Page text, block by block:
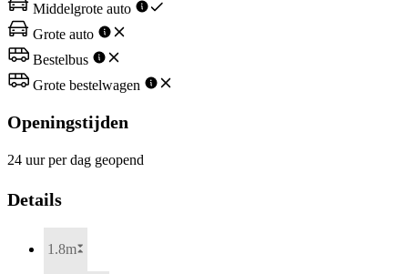
Middelgrote auto
Grote auto
Bestelbus
Grote bestelwagen
Openingstijden
24 uur per dag geopend
Details
1.8m